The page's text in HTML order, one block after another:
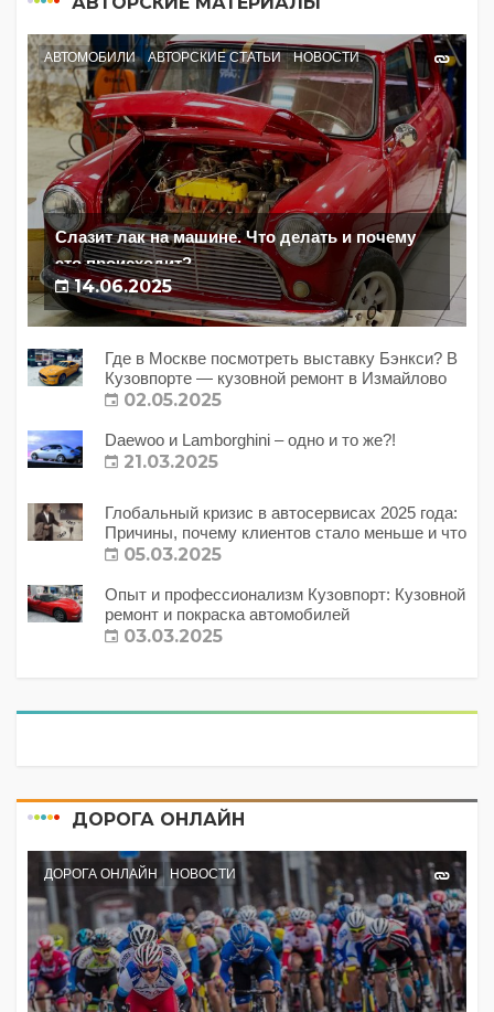
АВТОМОБИЛИ АВТОРСКИЕ СТАТЬИ НОВОСТИ
Слазит лак на машине. Что делать и почему
это происходит?
14.06.2025
Где в Москве посмотреть выставку Бэнкси? В
Кузовпорте — кузовной ремонт в Измайлово
02.05.2025
Daewoo и Lamborghini – одно и то же?!
21.03.2025
Глобальный кризис в автосервисах 2025 года:
Причины, почему клиентов стало меньше и что
с этим делать?
05.03.2025
Опыт и профессионализм Кузовпорт: Кузовной
ремонт и покраска автомобилей
03.03.2025
ДОРОГА ОНЛАЙН
ДОРОГА ОНЛАЙН НОВОСТИ